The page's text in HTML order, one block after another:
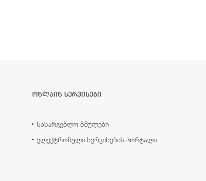
ონლაინ სერვისები
სასარგებლო ბმულები
ელექტრონული სერვისების პორტალი